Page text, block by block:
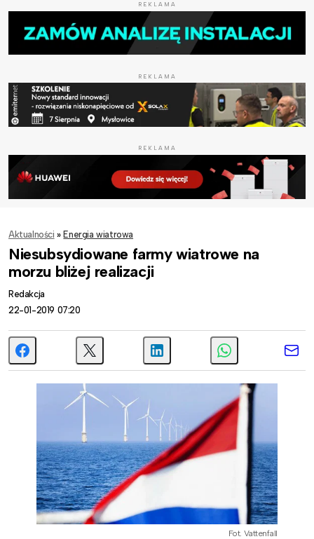
REKLAMA
REKLAMA
REKLAMA
Aktualności » Energia wiatrowa
Niesubsydiowane farmy wiatrowe na
morzu bliżej realizacji
Redakcja
22-01-2019 07:20
Fot. Vattenfall